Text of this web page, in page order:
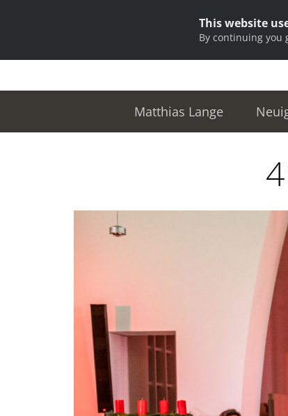
Matthias Lange
This website
By continuing you